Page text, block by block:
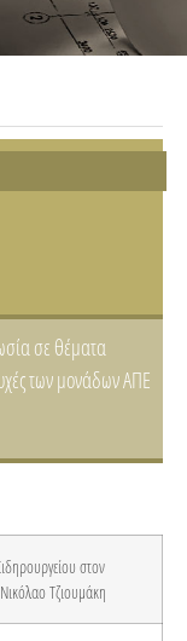
σε θέματα
των μονάδων ΑΠΕ
στον
Τζιουμάκη